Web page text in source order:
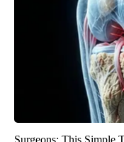
Surgeons: This Simple